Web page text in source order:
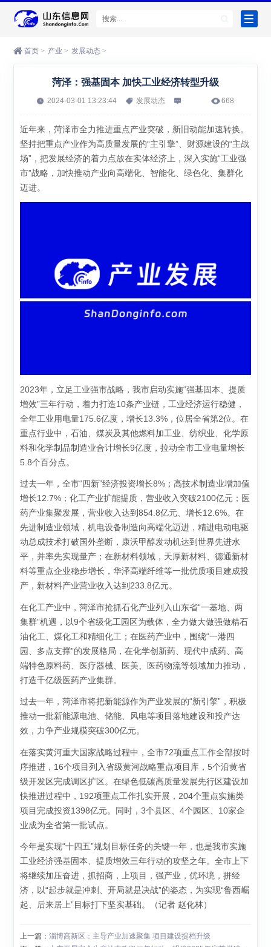
首页 > 产业 > 发展动态 >
菏泽：强基固本 加快工业经济转型升级
2024-03-01 13:23:44 发展动态 668
近年来，菏泽市全力推进重点产业突破，新旧动能加速转换。
坚持把重点产业作为高质量发展的“主引擎”、财源建设的“主战
场”，把发展经济的着力点放在实体经济上，深入实施“工业强
市”战略，加快推动产业向高端化、智能化、绿色化、集群化
迈进。
2023年，立足工业强市战略，我市启动实施“强基固本、提质
增效”三年行动，着力打造10条产业链，工业经济运行稳健，
全年工业用电量175.6亿度，增长13.3%，位居全省第2位。在
重点行业中，石油、煤炭及其他燃料加工业、纺织业、化学原
料和化学制品制造业合计增长9亿度，拉动全市工业电量增长
5.8个百分点。
过去一年，全市“四新”经济投资增长8%；高技术制造业增加值
增长12.7%；化工产业扩能提质，营业收入突破2100亿元；医
药产业集聚发展，营业收入达到854.8亿元、增长12.6%。在
先进制造业领域，机电设备制造向高端化迈进，精进电动电驱
动总成技术打破国外垄断，康沃甲醇发动机达到世界先进水
平，并率先实现量产；在新材料领域，天厚新材料、德通新材
料等重点企业稳步增长，华泽高端纤维等一批优质项目建成投
产，新材料产业营业收入达到233.8亿元。
在化工产业中，菏泽市抢抓石化产业列入山东省“一基地、两
集群”机遇，以9个省级化工园区为载体，全力做大做强做精石
油化工、煤化工和精细化工；在医药产业中，围绕“一港四
园、多点支撑”的发展格局，在化学创新药、现代中成药、高
端特色原料药、医疗器械、医美、医药物流等领域加力推动，
打造千亿级医药产业集群。
过去一年，菏泽市将把新能源作为产业发展的“新引擎”，积极
推动一批新能源电池、储能、风电等项目落地建设和投产达
效，力争产业规模突破300亿元。
在落实黄河重大国家战略过程中，全市72项重点工作全部按时
序推进，16个项目列入省级黄河战略重点项目库，5个沿黄省
级开发区完成调区扩区。在绿色低碳高质量发展先行区建设加
快推进过程中，192项重点工作扎实开展，204个重点实施类
项目完成投资1398亿元。同时，3个县区、4个园区、10家企
业成为全省第一批试点。
今年是实现“十四五”规划目标任务的关键一年，也是我市实施
工业经济强基固本、提质增效三年行动的攻坚之年。全市上下
将继续加压奋进，抓招商，上项目，强产业，优环境，拼经
济，以“起步就是冲刺、开局就是决战”的姿态，为实现“鲁西崛
起、后来居上”目标打下坚实基础。（记者 赵化林）
上一篇：淄博高新区：主导产业加速聚集 项目建设提档升级